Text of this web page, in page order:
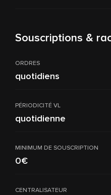
Souscriptions &
ORDRES
quotidiens
PÉRIODICITÉ VL
quotidienne
MINIMUM DE SOUSCRIPTION
0€
CENTRALISATEUR